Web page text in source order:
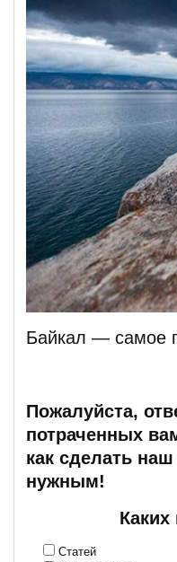
Байкал — самое
Пожалуйста,
потраченных
как сделать
нужным!
Каких
Статей